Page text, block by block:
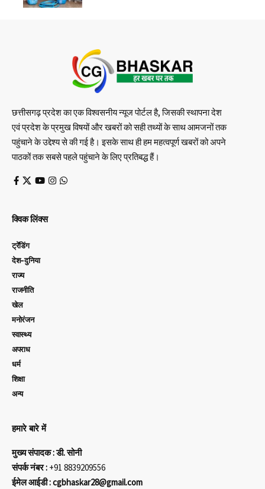
छत्तीसगढ़ प्रदेश का एक विश्वसनीय न्यूज पोर्टल है, जिसकी स्थापना देश
एवं प्रदेश के प्रमुख विषयों और खबरों को सही तथ्यों के साथ आमजनों तक
पहुंचाने के उद्देश्य से की गई है। इसके साथ ही हम महत्वपूर्ण खबरों को अपने
पाठकों तक सबसे पहले पहुंचाने के लिए प्रतिबद्ध हैं।
क्विक लिंक्स
ट्रेंडिंग
देश-दुनिया
राज्य
राजनीति
खेल
मनोरंजन
स्वास्थ्य
अपराध
धर्म
शिक्षा
अन्य
हमारे बारे में
मुख्य संपादक : डी. सोनी
संपर्क नंबर : +91 8839209556
ईमेल आईडी : cgbhaskar28@gmail.com